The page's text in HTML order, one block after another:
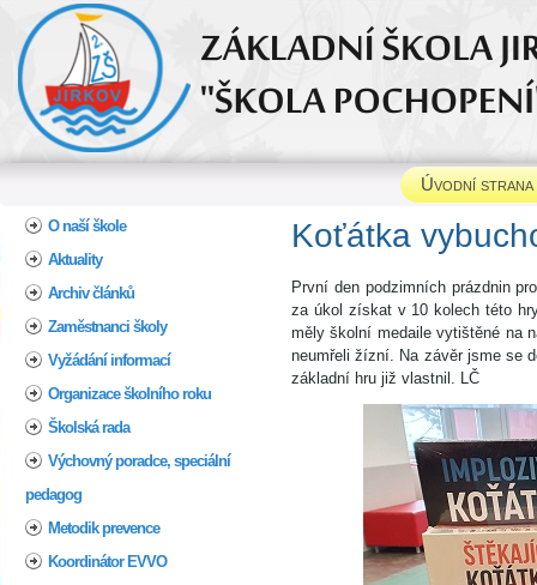
Úvodní strana
O naší škole
Aktuality
Archiv článků
Zaměstnanci školy
Vyžádání informací
Organizace školního roku
Školská rada
Výchovný poradce, speciální
pedagog
Metodik prevence
Koordinátor EVVO
Koťátka
První den podzimních prázdnin
za úkol získat v 10 kolech této
měly školní medaile vytištěné na
neumřeli žízní. Na závěr jsme se
základní hru již vlastnil. LČ